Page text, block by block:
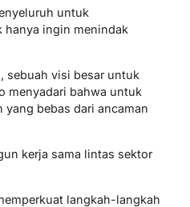
untuk
hanya ingin menindak
sebuah visi besar untuk
menyadari bahwa untuk
bebas dari ancaman
kerja sama lintas sektor
langkah-langkah